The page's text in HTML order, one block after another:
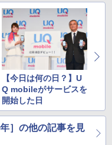
【今日は何の日？】U
Q mobileがサービスを
開始した日
］の他の記事を見